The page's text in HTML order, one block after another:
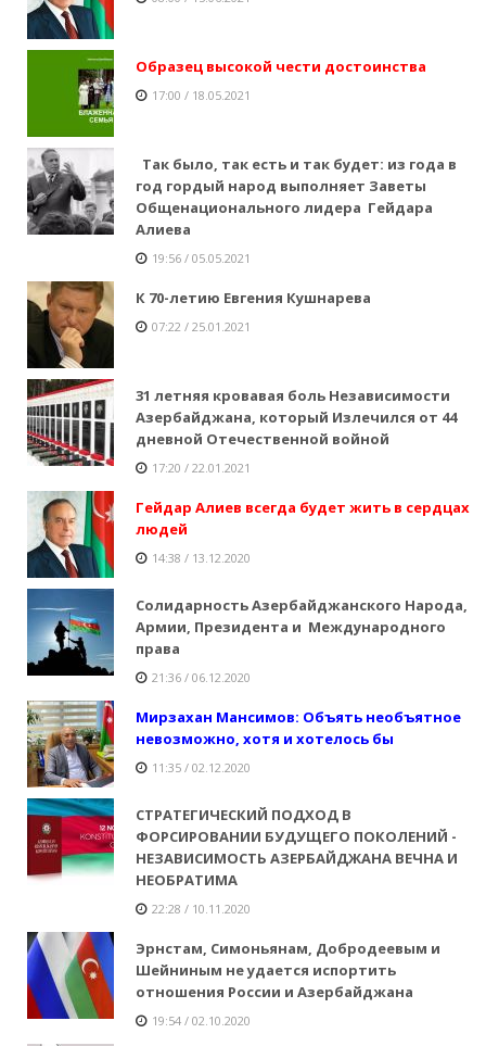
Образец высокой чести достоинства
17:00 / 18.05.2021
Так было, так есть и так будет: из года в
год гордый народ выполняет Заветы
Общенационального лидера Гейдара
Алиева
19:56 / 05.05.2021
К 70-летию Евгения Кушнарева
07:22 / 25.01.2021
31 летняя кровавая боль Независимости
Азербайджана, который Излечился от 44
дневной Отечественной войной
17:20 / 22.01.2021
Гейдар Алиев всегда будет жить в сердцах
людей
14:38 / 13.12.2020
Солидарность Азербайджанского Народа,
Армии, Президента и Международного
права
21:36 / 06.12.2020
Мирзахан Мансимов: Объять необъятное
невозможно, хотя и хотелось бы
11:35 / 02.12.2020
СТРАТЕГИЧЕСКИЙ ПОДХОД В
ФОРСИРОВАНИИ БУДУЩЕГО ПОКОЛЕНИЙ -
НЕЗАВИСИМОСТЬ АЗЕРБАЙДЖАНА ВЕЧНА И
НЕОБРАТИМА
22:28 / 10.11.2020
Эрнстам, Симоньянам, Добродеевым и
Шейниным не удается испортить
отношения России и Азербайджана
19:54 / 02.10.2020